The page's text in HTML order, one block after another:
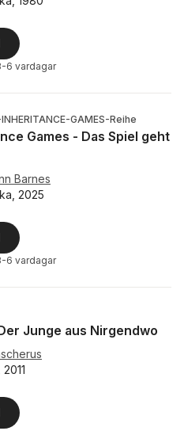
6 vardagar
GAMES-Reihe
Games - Das Spiel geht
Barnes
2025
6 vardagar
Junge aus Nirgendwo